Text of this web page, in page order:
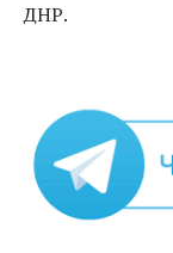
ДНР.